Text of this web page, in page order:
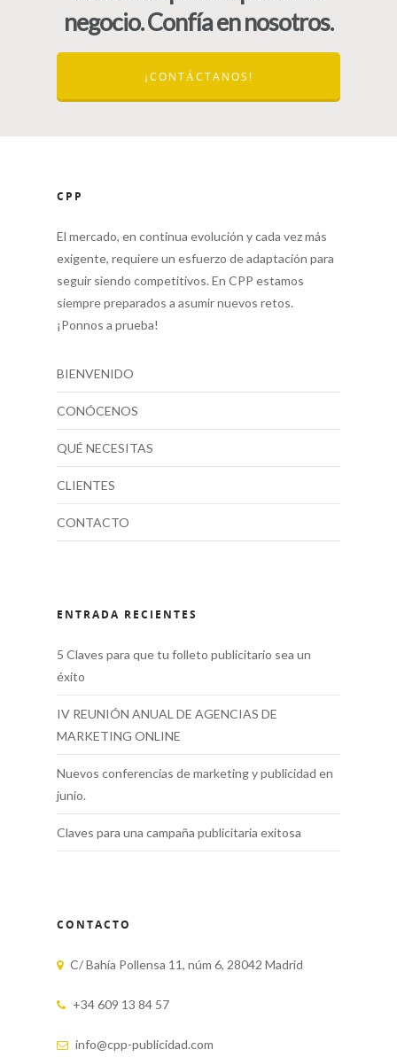
negocio. Confía en nosotros.
¡CONTÁCTANOS!
CPP
El mercado, en continua evolución y cada vez más
exigente, requiere un esfuerzo de adaptación para
seguir siendo competitivos. En CPP estamos
siempre preparados a asumir nuevos retos.
¡Ponnos a prueba!
BIENVENIDO
CONÓCENOS
QUÉ NECESITAS
CLIENTES
CONTACTO
ENTRADA RECIENTES
5 Claves para que tu folleto publicitario sea un
éxito
IV REUNIÓN ANUAL DE AGENCIAS DE
MARKETING ONLINE
Nuevos conferencias de marketing y publicidad en
junio.
Claves para una campaña publicitaria exitosa
CONTACTO
C/ Bahía Pollensa 11, núm 6, 28042 Madrid
+34 609 13 84 57
info@cpp-publicidad.com